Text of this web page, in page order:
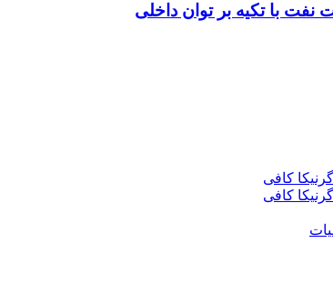
با تکیه بر توان داخلی
کافی
کافی